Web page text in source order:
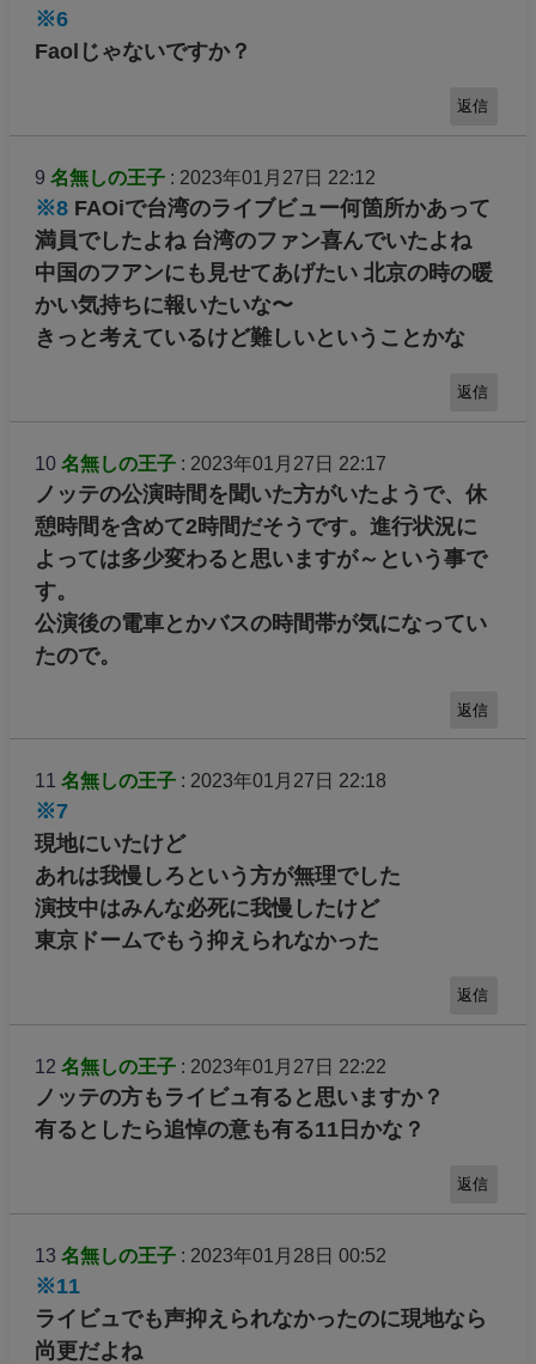
※6
Faolじゃないですか？
返信
9 名無しの王子: 2023年01月27日 22:12
※8FAOiで台湾のライブビュー何箇所かあって
満員でしたよね 台湾のファン喜んでいたよね
中国のフアンにも見せてあげたい 北京の時の暖
かい気持ちに報いたいな〜
きっと考えているけど難しいということかな
返信
10 名無しの王子: 2023年01月27日 22:17
ノッテの公演時間を聞いた方がいたようで、休
憩時間を含めて2時間だそうです。進行状況に
よっては多少変わると思いますが～という事で
す。
公演後の電車とかバスの時間帯が気になってい
たので。
返信
11 名無しの王子: 2023年01月27日 22:18
※7
現地にいたけど
あれは我慢しろという方が無理でした
演技中はみんな必死に我慢したけど
東京ドームでもう抑えられなかった
返信
12 名無しの王子: 2023年01月27日 22:22
ノッテの方もライビュ有ると思いますか？
有るとしたら追悼の意も有る11日かな？
返信
13 名無しの王子: 2023年01月28日 00:52
※11
ライビュでも声抑えられなかったのに現地なら
尚更だよね